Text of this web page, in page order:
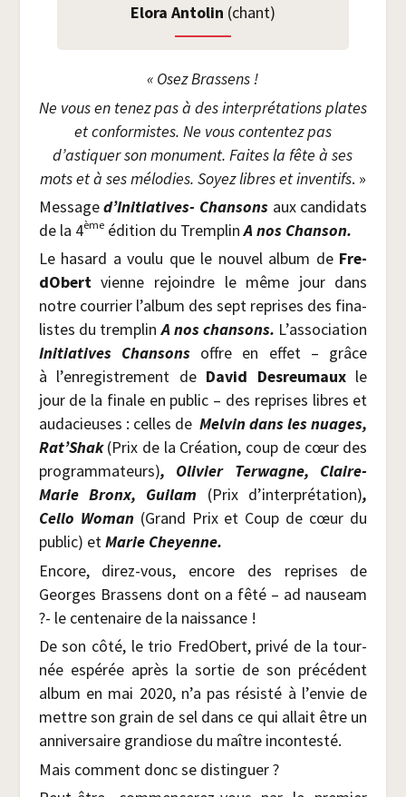
Elo­ra Anto­lin (chant)
« Osez Brassens !
Ne vous en tenez pas à des inter­pré­ta­tions plates
et confor­mistes. Ne vous conten­tez pas
d’astiquer son monu­ment. Faites la fête à ses
mots et à ses mélo­dies. Soyez libres et inven­tifs. »
Mes­saged’Initiatives- Chan­sons aux can­di­dats
de la 4èmeédi­tion du Trem­plinA nos Chanson.
Le hasard a vou­lu que le nou­vel album de Fre­
dO­bertvienne rejoindre le même jour dans
notre cour­rier l’album des sept reprises des fina­
listes du trem­plinA nos chan­sons. L’association
Ini­tia­tives Chan­sons offre en effet – grâce
à l’enregistrement de David Des­reu­maux le
jour de la finale en public – des reprises libres et
auda­cieuses : celles de Mel­vin dans les nuages,
Rat’Shak(Prix de la Créa­tion, coup de cœur des
pro­gram­ma­teurs), Oli­vier Ter­wagne, Claire-
Marie Bronx, Gui­lam (Prix d’interprétation),
Cel­lo Woman (Grand Prix et Coup de cœur du
public) etMarie Cheyenne.
Encore, direz-vous, encore des reprises de
Georges Bras­sens dont on a fêté – ad nau­seam
?- le cen­te­naire de la naissance !
De son côté, le trio Fre­dO­bert, pri­vé de la tour­
née espé­rée après la sor­tie de son pré­cé­dent
album en mai 2020, n’a pas résis­té à l’envie de
mettre son grain de sel dans ce qui allait être un
anni­ver­saire gran­diose du maître incontesté.
Mais com­ment donc se distinguer ?